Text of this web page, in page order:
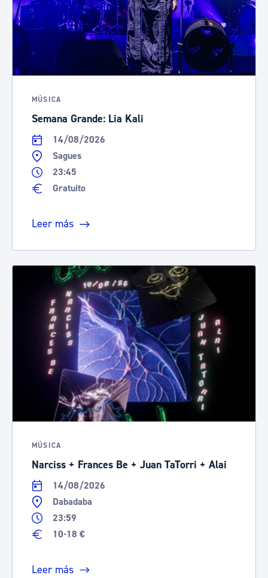
MÚSICA
Semana Grande: Lia Kali
14/08/2026
Sagues
23:45
Gratuito
Leer más
MÚSICA
Narciss + Frances Be + Juan TaTorri + Alai
14/08/2026
Dabadaba
23:59
10-18 €
Leer más